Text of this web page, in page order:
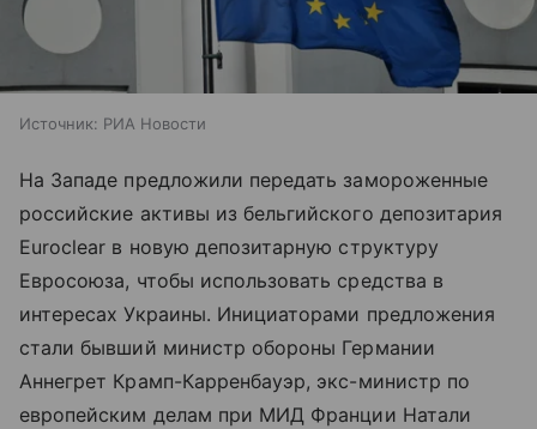
Источник: РИА Новости
На Западе предложили передать замороженные
российские активы из бельгийского депозитария
Euroclear в новую депозитарную структуру
Евросоюза, чтобы использовать средства в
интересах Украины. Инициаторами предложения
стали бывший министр обороны Германии
Аннегрет Крамп-Карренбауэр, экс-министр по
европейским делам при МИД Франции Натали